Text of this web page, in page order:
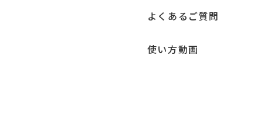
よくあるご質問
使い方動画